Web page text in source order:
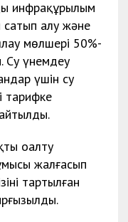
инфрақұрылым
сатып алу және
мөлшері 50%-
Су үнемдеу
үшін су
тарифке
оңалту
жалғасып
тартылған